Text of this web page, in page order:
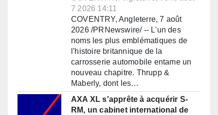
7 2026 14:11
COVENTRY, Angleterre, 7 août
2026 /PRNewswire/ -- L'un des
noms les plus emblématiques de
l'histoire britannique de la
carrosserie automobile entame un
nouveau chapitre. Thrupp &
Maberly, dont les…
AXA XL s'apprête à acquérir S-
RM, un cabinet international de